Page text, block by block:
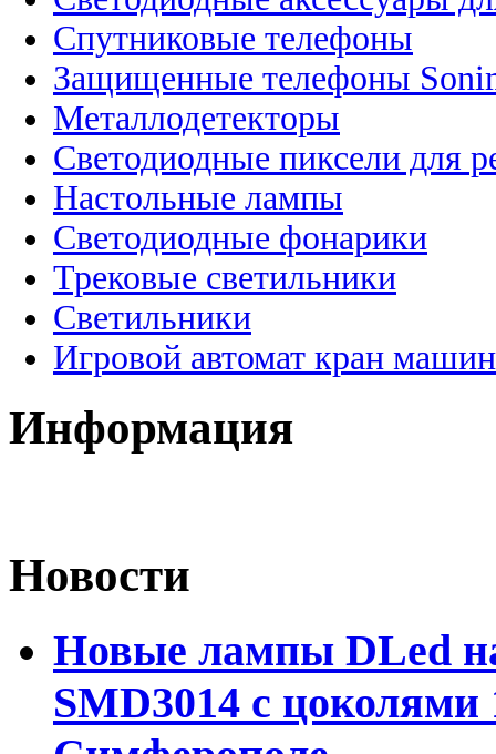
Спутниковые телефоны
Защищенные телефоны
Металлодетекторы
Светодиодные пиксели для
Настольные лампы
Светодиодные фонарики
Трековые светильники
Светильники
Игровой автомат кран
Информация
Новости
Новые лампы DLed
SMD3014 с цоколями